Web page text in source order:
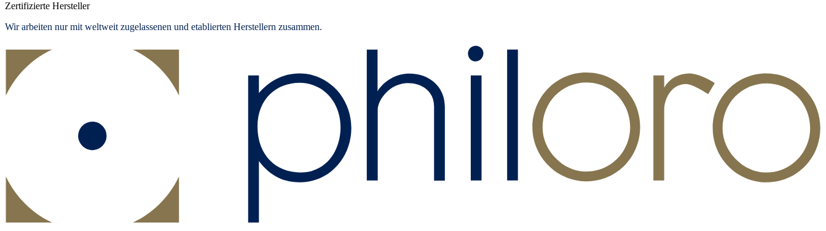
Zertifizierte Hersteller
Wir arbeiten nur mit weltweit zugelassenen und etablierten Herstellern zusammen.